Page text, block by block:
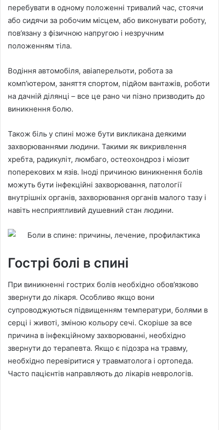
перебувати в одному положенні тривалий час, стоячи
або сидячи за робочим місцем, або виконувати роботу,
пов’язану з фізичною напругою і незручним
положенням тіла.
Водіння автомобіля, авіаперельоти, робота за
комп’ютером, заняття спортом, підйом вантажів, роботи
на дачній ділянці – все це рано чи пізно призводить до
виникнення болю.
Також біль у спині може бути викликана деякими
захворюваннями людини. Такими як викривлення
хребта, радикуліт, люмбаго, остеохондроз і міозит
поперекових м язів. Іноді причиною виникнення болів
можуть бути інфекційні захворювання, патології
внутрішніх органів, захворювання органів малого тазу і
навіть несприятливий душевний стан людини.
Гострі болі в спині
При виникненні гострих болів необхідно обов’язково
звернути до лікаря. Особливо якщо вони
супроводжуються підвищенням температури, болями в
серці і животі, зміною кольору сечі. Скоріше за все
причина в інфекційному захворюванні, необхідно
звернути до терапевта. Якщо є підозра на травму,
необхідно перевіритися у травматолога і ортопеда.
Часто пацієнтів направляють до лікарів неврологів.